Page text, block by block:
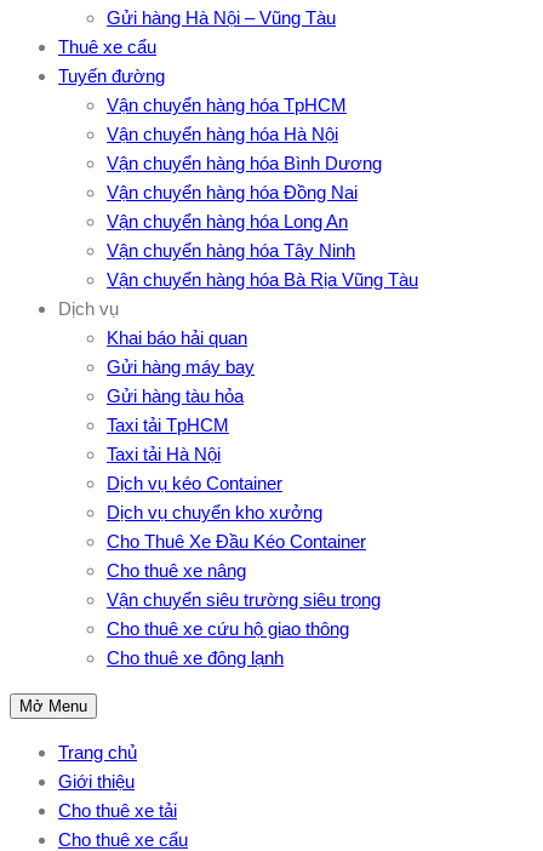
Gửi hàng Hà Nội – Vũng Tàu
Thuê xe cẩu
Tuyến đường
Vận chuyển hàng hóa TpHCM
Vận chuyển hàng hóa Hà Nội
Vận chuyển hàng hóa Bình Dương
Vận chuyển hàng hóa Đồng Nai
Vận chuyển hàng hóa Long An
Vận chuyển hàng hóa Tây Ninh
Vận chuyển hàng hóa Bà Rịa Vũng Tàu
Dịch vụ
Khai báo hải quan
Gửi hàng máy bay
Gửi hàng tàu hỏa
Taxi tải TpHCM
Taxi tải Hà Nội
Dịch vụ kéo Container
Dịch vụ chuyển kho xưởng
Cho Thuê Xe Đầu Kéo Container
Cho thuê xe nâng
Vận chuyển siêu trường siêu trọng
Cho thuê xe cứu hộ giao thông
Cho thuê xe đông lạnh
Mở Menu
Trang chủ
Giới thiệu
Cho thuê xe tải
Cho thuê xe cẩu